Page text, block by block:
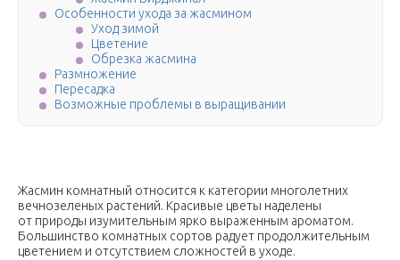
Особенности ухода за жасмином
Уход зимой
Цветение
Обрезка жасмина
Размножение
Пересадка
Возможные проблемы в выращивании
Жасмин комнатный относится к категории многолетних
вечнозеленых растений. Красивые цветы наделены
от природы изумительным ярко выраженным ароматом.
Большинство комнатных сортов радует продолжительным
цветением и отсутствием сложностей в уходе.